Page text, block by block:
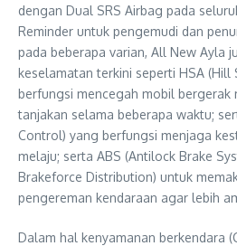
dengan Dual SRS Airbag pada
Reminder untuk pengemudi dan
pada beberapa varian, All New Ayla
keselamatan terkini seperti HSA (Hill
berfungsi mencegah mobil bergerak
tanjakan selama beberapa waktu;
Control) yang berfungsi menjaga
melaju; serta ABS (Antilock Brake
Brakeforce Distribution) untuk
pengereman kendaraan agar lebih
Dalam hal kenyamanan berkendara